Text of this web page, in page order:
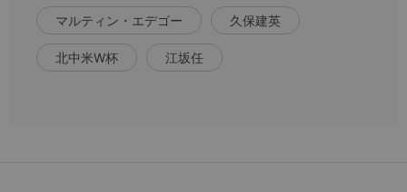
マルティン・エデゴー 久保建英
北中米W杯 江坂任